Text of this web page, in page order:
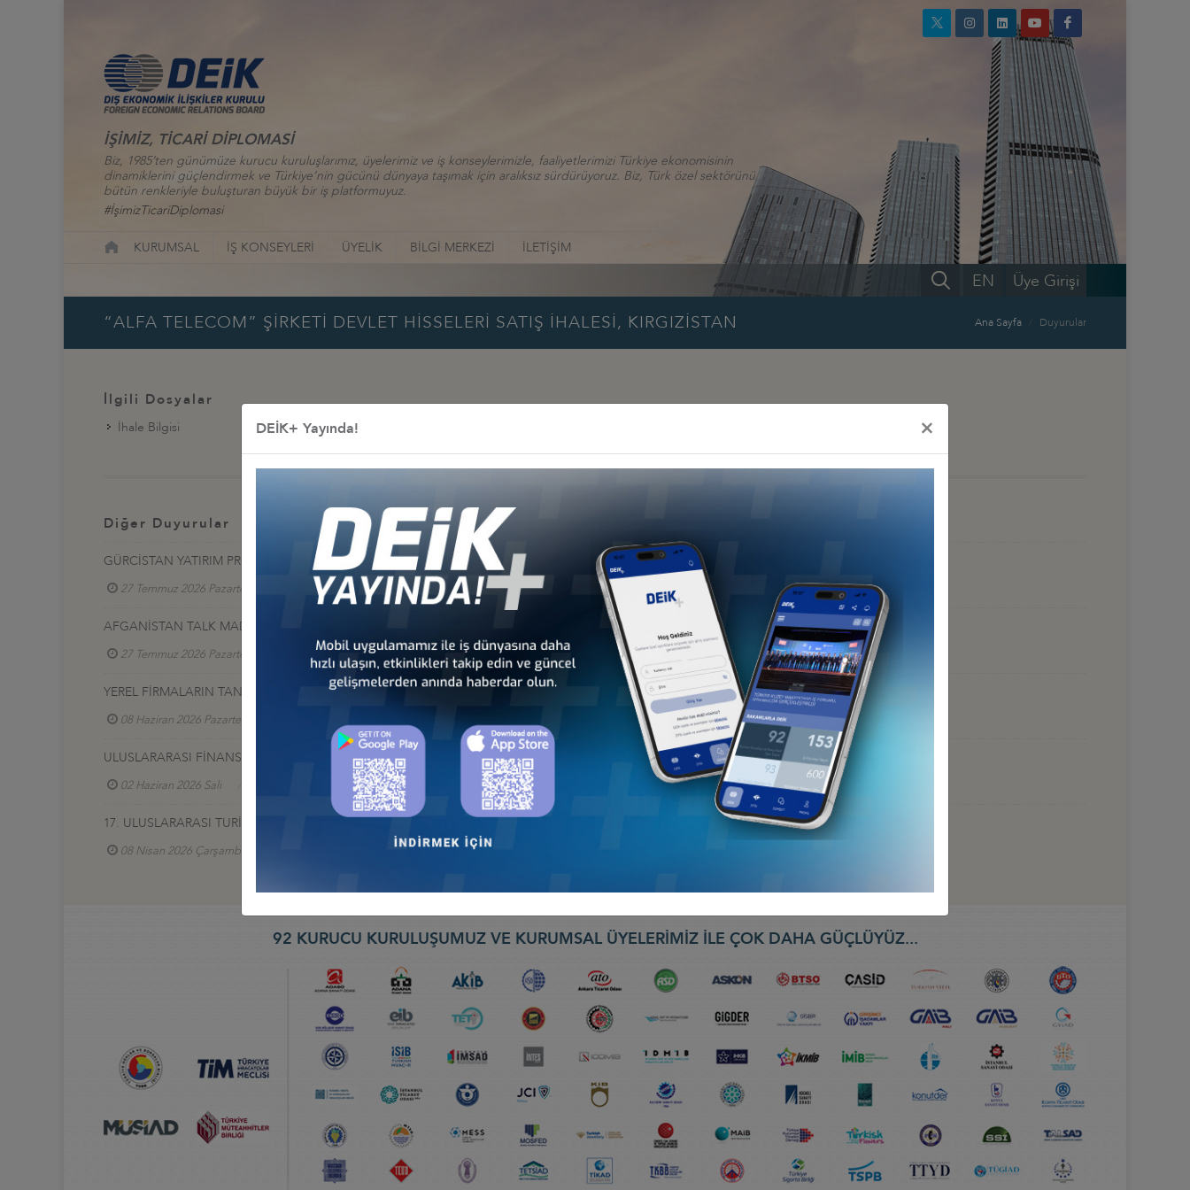
İŞİMİZ, TİCARİ DİPLOMASİ
Biz, 1985’ten günümüze kurucu kuruluşlarımız, üyelerimiz ve iş konseylerimizle, faaliyetlerimizi Türkiye ekonomisinin
dinamiklerini güçlendirmek ve Türkiye’nin gücünü dünyaya taşımak için aralıksız sürdürüyoruz. Biz, Türk özel sektörünü
bütün renkleriyle buluşturan büyük bir iş platformuyuz.
#İşimizTicariDiplomasi
KURUMSAL İŞ KONSEYLERİ ÜYELİK BİLGİ MERKEZİ İLETİŞİM
Üye Girişi
EN
“ALFA TELECOM” ŞİRKETİ DEVLET HİSSELERİ SATIŞ İHALESİ, KIRGIZİSTAN Ana Sayfa Duyurular
İlgili Dosyalar
İhale Bilgisi
Diğer Duyurular
GÜRCİSTAN YATIRIM PROJELERİ HK.
27 Temmuz 2026 Pazartesi Türkiye - Gürcistan İş Konseyi
AFGANİSTAN TALK MADEN SAHASI GELİŞTİRME İHALESİ HK
27 Temmuz 2026 Pazartesi Türkiye - Afganistan İş Konseyi
YEREL FİRMALARIN TANITIM SERGİSİ, 17-20 HAZİRAN 2026, BAKÜ
08 Haziran 2026 Pazartesi Türkiye - Azerbaycan İş Konseyi
ULUSLARARASI FİNANS VE BANKACILIK ZİRVESİ 2026: TÜRK DEVLETLERİNİN KÜRESELFİNANSAL ENTEGRASYONU, 9-10 HAZİRAN 2026, BAKÜ
02 Haziran 2026 Salı Türkiye - Azerbaycan İş Konseyi
17. ULUSLARARASI TURİZM VE OTEL EKİPMANLARI (EBIT 2026) FUARI, 30 NİSAN-2 MAYIS 2026, BATUM
08 Nisan 2026 Çarşamba Türkiye - Gürcistan İş Konseyi
92 KURUCU KURULUŞUMUZ VE KURUMSAL ÜYELERİMİZ İLE ÇOK DAHA GÜÇLÜYÜZ...
DEİK+ Yayında! ×